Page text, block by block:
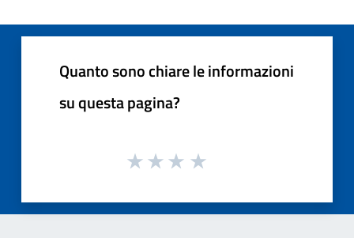
Quanto sono chiare le informazioni
su questa pagina?